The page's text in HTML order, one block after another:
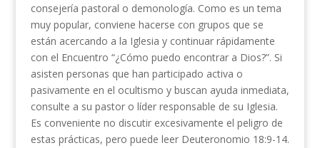
consejería pastoral o demonología. Como es un tema
muy popular, conviene hacerse con grupos que se
están acercando a la Iglesia y continuar rápidamente
con el Encuentro “¿Cómo puedo encontrar a Dios?”. Si
asisten personas que han participado activa o
pasivamente en el ocultismo y buscan ayuda inmediata,
consulte a su pastor o líder responsable de su Iglesia.
Es conveniente no discutir excesivamente el peligro de
estas prácticas, pero puede leer Deuteronomio 18:9-14.